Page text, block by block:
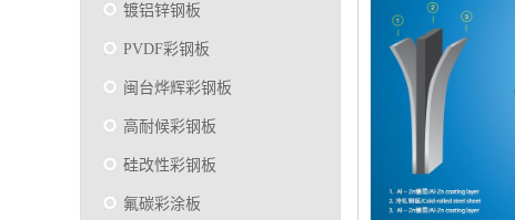
镀铝锌钢板
PVDF彩钢板
闽台烨辉彩钢板
高耐候彩钢板
硅改性彩钢板
氟碳彩涂板